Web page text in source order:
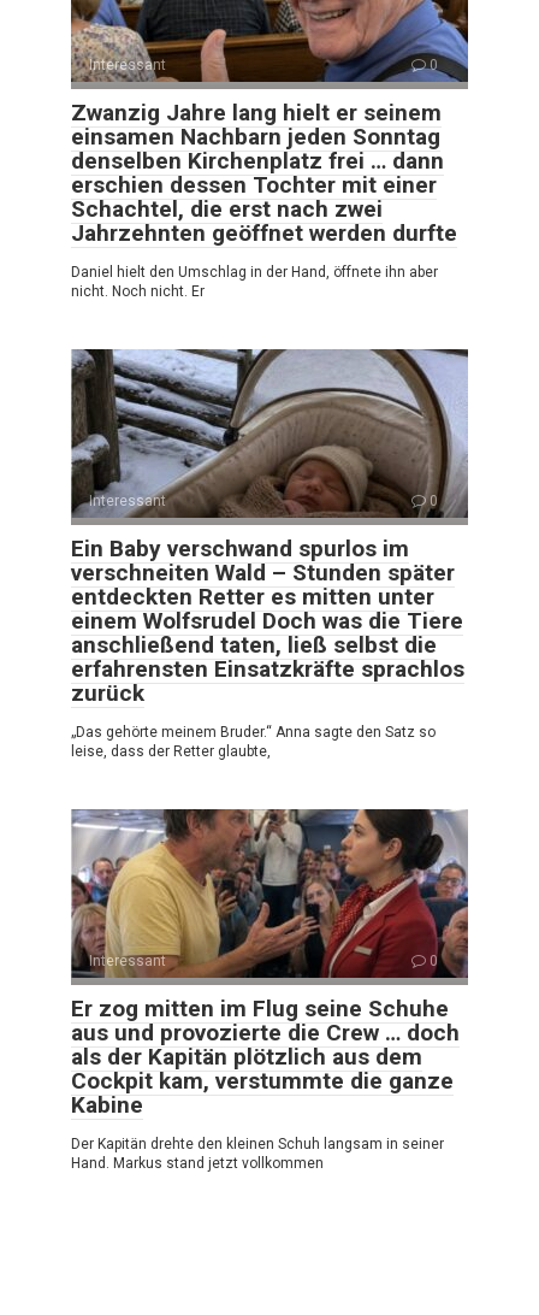
Interessant 0
Zwanzig Jahre lang hielt er seinem
einsamen Nachbarn jeden Sonntag
denselben Kirchenplatz frei … dann
erschien dessen Tochter mit einer
Schachtel, die erst nach zwei
Jahrzehnten geöffnet werden durfte
Daniel hielt den Umschlag in der Hand, öffnete ihn aber
nicht. Noch nicht. Er
Interessant 0
Ein Baby verschwand spurlos im
verschneiten Wald – Stunden später
entdeckten Retter es mitten unter
einem Wolfsrudel Doch was die Tiere
anschließend taten, ließ selbst die
erfahrensten Einsatzkräfte sprachlos
zurück
„Das gehörte meinem Bruder.“ Anna sagte den Satz so
leise, dass der Retter glaubte,
Interessant 0
Er zog mitten im Flug seine Schuhe
aus und provozierte die Crew … doch
als der Kapitän plötzlich aus dem
Cockpit kam, verstummte die ganze
Kabine
Der Kapitän drehte den kleinen Schuh langsam in seiner
Hand. Markus stand jetzt vollkommen